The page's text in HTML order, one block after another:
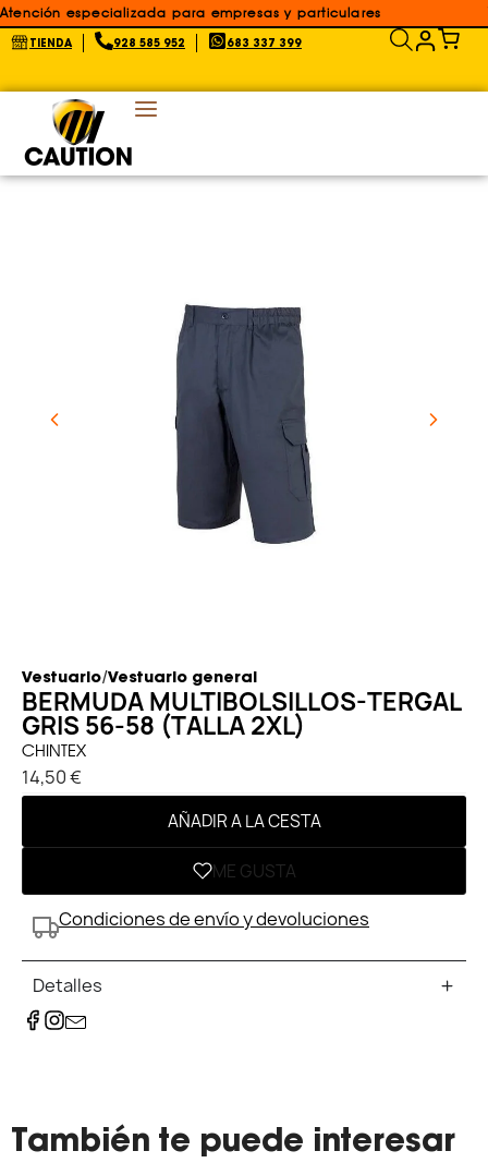
Atención especializada para empresas y particulares
TIENDA 928 585 952 683 337 399
Vestuario/Vestuario general
BERMUDA MULTIBOLSILLOS-TERGAL
GRIS 56-58 (TALLA 2XL)
CHINTEX
14,50 €
AÑADIR A LA CESTA
ME GUSTA
Condiciones de envío y devoluciones
Detalles
También te puede interesar